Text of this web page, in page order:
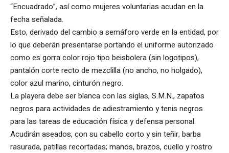
“Encuadrado”, así como mujeres voluntarias acudan en la
fecha señalada.
Esto, derivado del cambio a semáforo verde en la entidad, por
lo que deberán presentarse portando el uniforme autorizado
como es gorra color rojo tipo beisbolera (sin logotipos),
pantalón corte recto de mezclilla (no ancho, no holgado),
color azul marino, cinturón negro.
La playera debe ser blanca con las siglas, S.M.N., zapatos
negros para actividades de adiestramiento y tenis negros
para las tareas de educación física y defensa personal.
Acudirán aseados, con su cabello corto y sin teñir, barba
rasurada, patillas recortadas; manos, brazos, cuello y rostro